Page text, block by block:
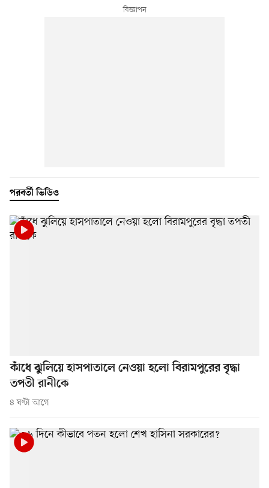
পরবর্তী ভিডিও
কাঁধে ঝুলিয়ে হাসপাতালে নেওয়া হলো বিরামপুরের বৃদ্ধা
তপতী রানীকে
৪ ঘণ্টা আগে